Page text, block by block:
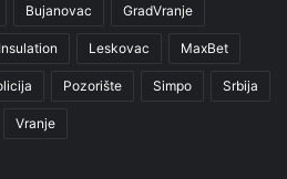
Bujanovac GradVranje
Leskovac MaxBet
Pozorište Simpo Srbija
Vranje